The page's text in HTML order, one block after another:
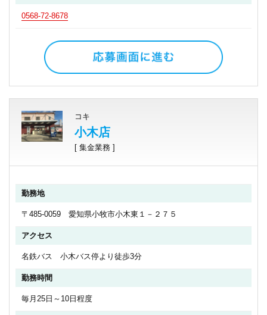
0568-72-8678
コキ
小木店
[ 集金業務 ]
勤務地
〒485-0059 愛知県小牧市小木東１－２７５
アクセス
名鉄バス 小木バス停より徒歩3分
勤務時間
毎月25日～10日程度